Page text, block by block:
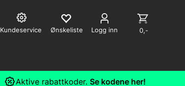
Logg inn
Kundeservice 0,-
Aktive rabattkoder. Se kodene her!